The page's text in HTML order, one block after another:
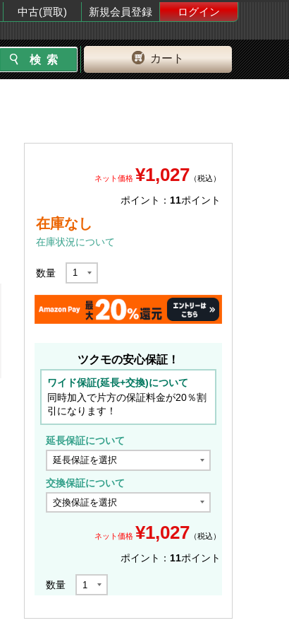
中古(買取) 新規会員登録
ログイン
カート
ネット価格 ¥1,027 （税込）
ポイント： 11ポイント
在庫なし
在庫状況について
数量
ツクモの安心保証！
ワイド保証(延長+交換)について
同時加入で片方の保証料金が20％割
引になります！
延長保証について
交換保証について
ネット価格 ¥1,027 （税込）
ポイント： 11ポイント
数量